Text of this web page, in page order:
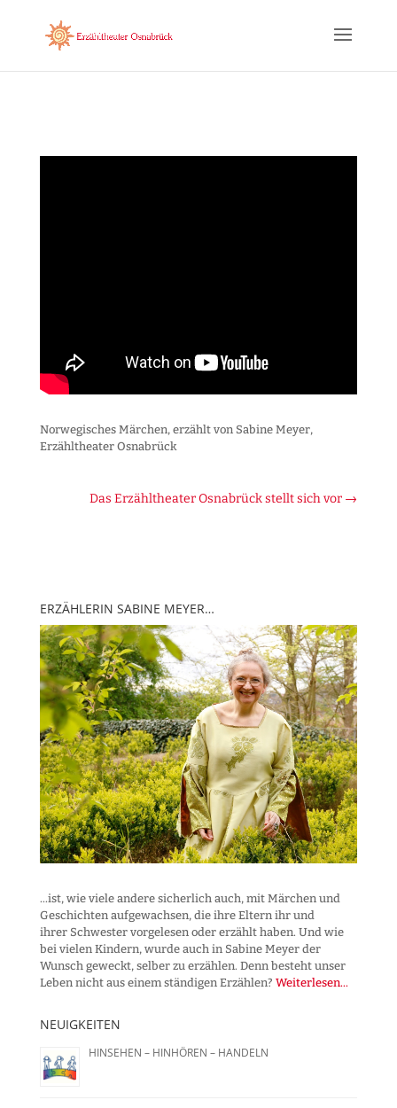
Norwegisches Märchen, erzählt von Sabine Meyer,
Erzähltheater Osnabrück
Das Erzähltheater Osnabrück stellt sich vor →
ERZÄHLERIN SABINE MEYER…
...ist, wie viele andere sicherlich auch, mit Märchen und
Geschichten aufgewachsen, die ihre Eltern ihr und
ihrer Schwester vorgelesen oder erzählt haben. Und wie
bei vielen Kindern, wurde auch in Sabine Meyer der
Wunsch geweckt, selber zu erzählen. Denn besteht unser
Leben nicht aus einem ständigen Erzählen? Weiterlesen...
NEUIGKEITEN
HINSEHEN – HINHÖREN – HANDELN